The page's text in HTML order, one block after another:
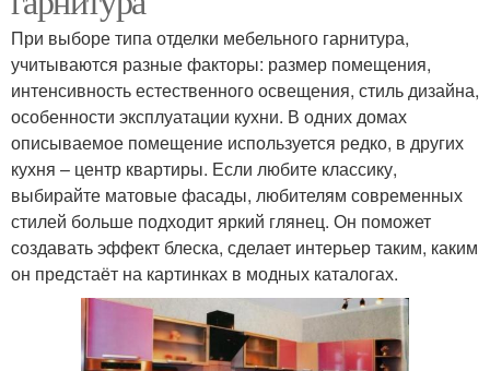
При выборе типа отделки мебельного гарнитура,
учитываются разные факторы: размер помещения,
интенсивность естественного освещения, стиль дизайна,
особенности эксплуатации кухни. В одних домах
описываемое помещение используется редко, в других
кухня – центр квартиры. Если любите классику,
выбирайте матовые фасады, любителям современных
стилей больше подходит яркий глянец. Он поможет
создавать эффект блеска, сделает интерьер таким, каким
он предстаёт на картинках в модных каталогах.